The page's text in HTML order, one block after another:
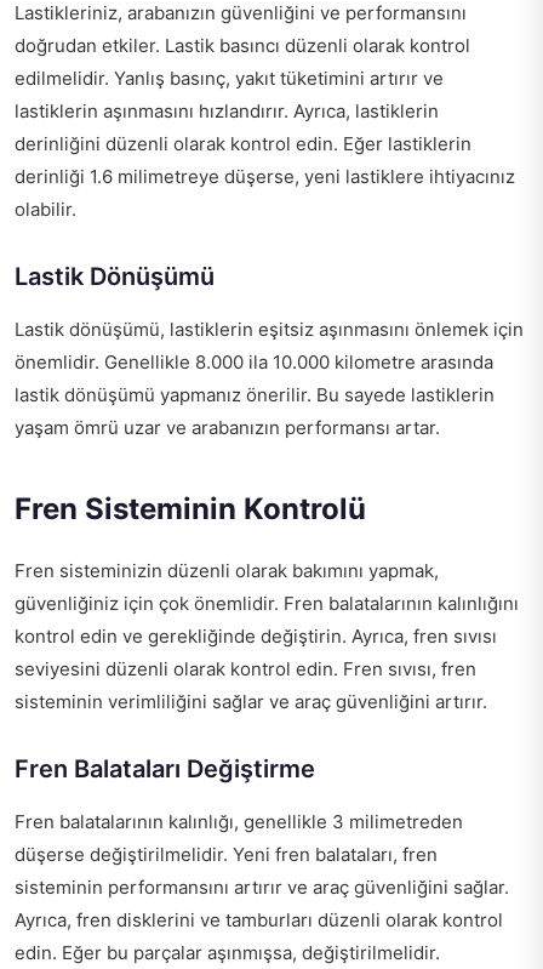
Lastikleriniz, arabanızın güvenliğini ve performansını
doğrudan etkiler. Lastik basıncı düzenli olarak kontrol
edilmelidir. Yanlış basınç, yakıt tüketimini artırır ve
lastiklerin aşınmasını hızlandırır. Ayrıca, lastiklerin
derinliğini düzenli olarak kontrol edin. Eğer lastiklerin
derinliği 1.6 milimetreye düşerse, yeni lastiklere ihtiyacınız
olabilir.
Lastik Dönüşümü
Lastik dönüşümü, lastiklerin eşitsiz aşınmasını önlemek için
önemlidir. Genellikle 8.000 ila 10.000 kilometre arasında
lastik dönüşümü yapmanız önerilir. Bu sayede lastiklerin
yaşam ömrü uzar ve arabanızın performansı artar.
Fren Sisteminin Kontrolü
Fren sisteminizin düzenli olarak bakımını yapmak,
güvenliğiniz için çok önemlidir. Fren balatalarının kalınlığını
kontrol edin ve gerekliğinde değiştirin. Ayrıca, fren sıvısı
seviyesini düzenli olarak kontrol edin. Fren sıvısı, fren
sisteminin verimliliğini sağlar ve araç güvenliğini artırır.
Fren Balataları Değiştirme
Fren balatalarının kalınlığı, genellikle 3 milimetreden
düşerse değiştirilmelidir. Yeni fren balataları, fren
sisteminin performansını artırır ve araç güvenliğini sağlar.
Ayrıca, fren disklerini ve tamburları düzenli olarak kontrol
edin. Eğer bu parçalar aşınmışsa, değiştirilmelidir.